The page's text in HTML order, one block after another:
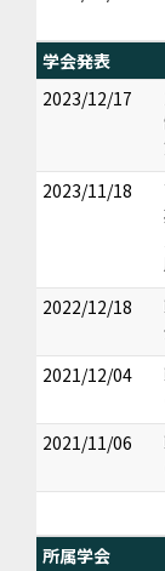
学会発表
2023/12/17
2023/11/18
2022/12/18
2021/12/04
2021/11/06
所属学会